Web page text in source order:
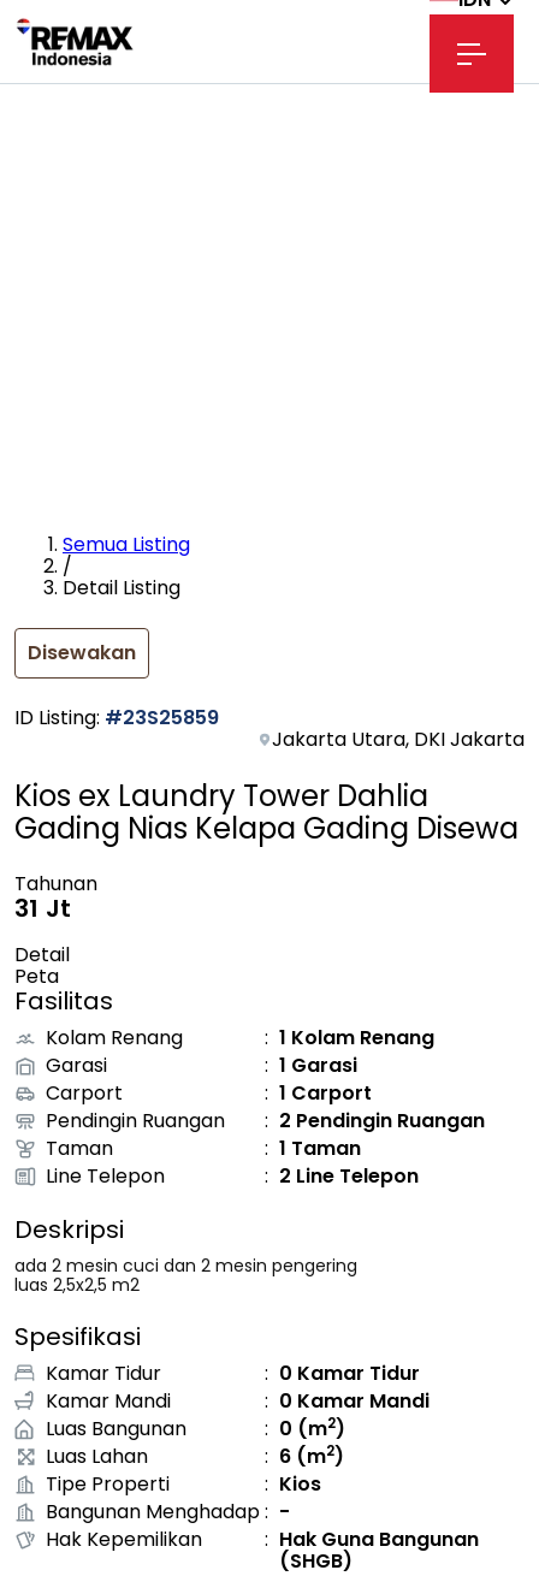
Semua Listing
/
Detail Listing
Disewakan
ID Listing: #23S25859
Jakarta Utara, DKI Jakarta
Kios ex Laundry Tower Dahlia
Gading Nias Kelapa Gading Disewa
Tahunan
31 Jt
Detail
Peta
Fasilitas
Kolam Renang : 1 Kolam Renang
Garasi
: 1 Garasi
Carport
: 1 Carport
Pendingin Ruangan
: 2 Pendingin Ruangan
Taman
: 1 Taman
Line Telepon
: 2 Line Telepon
Deskripsi
ada 2 mesin cuci dan 2 mesin pengering
luas 2,5x2,5 m2
Spesifikasi
Kamar Tidur : 0 Kamar Tidur
Kamar Mandi
: 0 Kamar Mandi
Luas Bangunan
: 0 (m2)
Luas Lahan
: 6 (m2)
Tipe Properti
: Kios
Bangunan Menghadap: -
Hak Kepemilikan
: Hak Guna Bangunan
(SHGB)